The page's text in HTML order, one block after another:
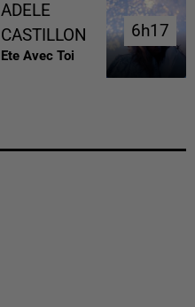
ADELE
CASTILLON
Ete Avec Toi
6h17
6h17